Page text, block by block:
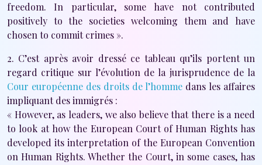
freedom. In particular, some have not contributed
positively to the societies welcoming them and have
chosen to commit crimes ».
2. C’est après avoir dressé ce tableau qu’ils portent un
regard critique sur l’évolution de la jurisprudence de la
Cour européenne des droits de l’homme dans les affaires
impliquant des immigrés :
« However, as leaders, we also believe that there is a need
to look at how the European Court of Human Rights has
developed its interpretation of the European Convention
on Human Rights. Whether the Court, in some cases, has